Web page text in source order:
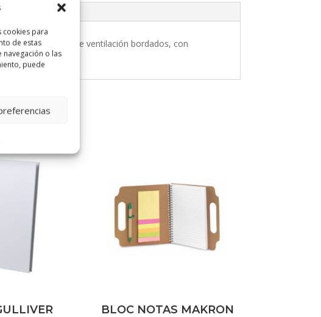
cookies para
de estas
o las
puede
velcro y orificios de ventilación bordados, con
BLOC NOTAS MAKRON